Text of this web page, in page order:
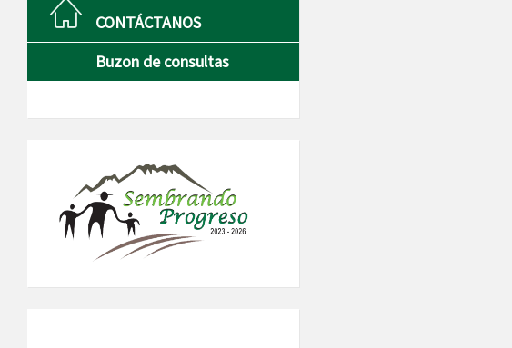
CONTÁCTANOS
Buzon de consultas